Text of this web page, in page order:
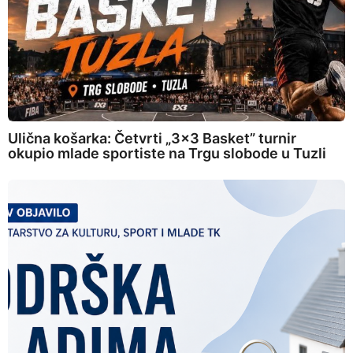
Ulična košarka: Četvrti „3×3 Basket” turnir
okupio mlade sportiste na Trgu slobode u Tuzli